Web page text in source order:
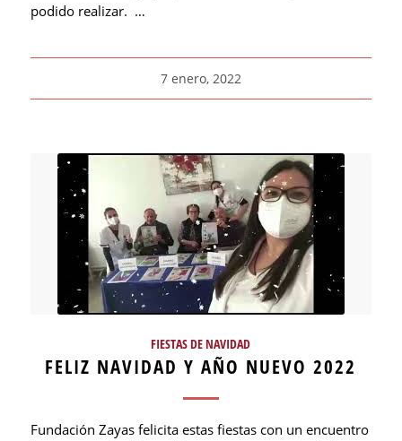
podido realizar. …
7 enero, 2022
FIESTAS DE NAVIDAD
FELIZ NAVIDAD Y AÑO NUEVO 2022
Fundación Zayas felicita estas fiestas con un encuentro